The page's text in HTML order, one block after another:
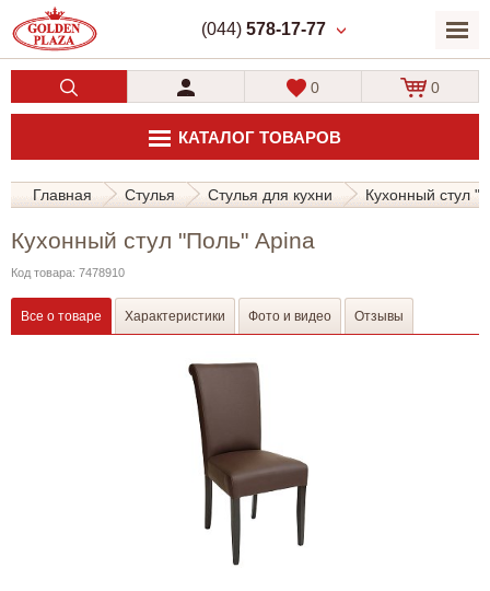
(044) 578-17-77
КАТАЛОГ ТОВАРОВ
0 0
Главная Стулья Стулья для кухни Кухонный стул
Кухонный стул "Поль" Apina
Код товара: 7478910
Все о товаре Характеристики Фото и видео Отзывы